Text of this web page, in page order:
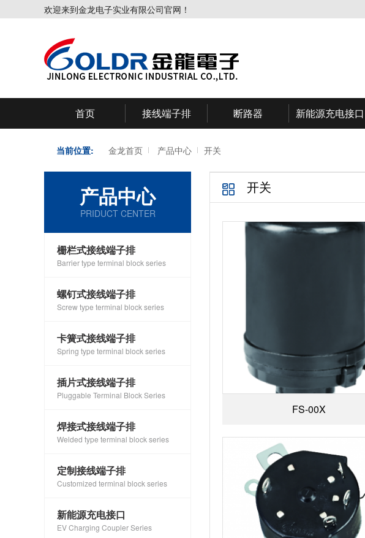
欢迎来到金龙电子实业有限公司官网！
首页 接线端子排 断路器 新能源充电接口
当前位置: 金龙首页 产品中心 开关
产品中心
PRIDUCT CENTER
栅栏式接线端子排
Barrier type terminal block series
螺钉式接线端子排
Screw type terminal block series
卡簧式接线端子排
Spring type terminal block series
插片式接线端子排
Pluggable Terminal Block Series
焊接式接线端子排
Welded type terminal block series
定制接线端子排
Customized terminal block series
新能源充电接口
EV Charging Coupler Series
开关
FS-00X